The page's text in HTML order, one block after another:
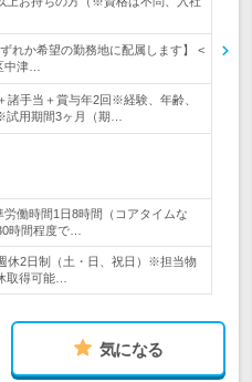
れか希望の勤務地に配属します】 <
中津…
諸手当＋賞与年2回※経験、年齢、
用期間3ヶ月（期…
働時間1日8時間（コアタイムな
時間程度で…
2日制（土・日、祝日）※担当物
取得可能…
気になる